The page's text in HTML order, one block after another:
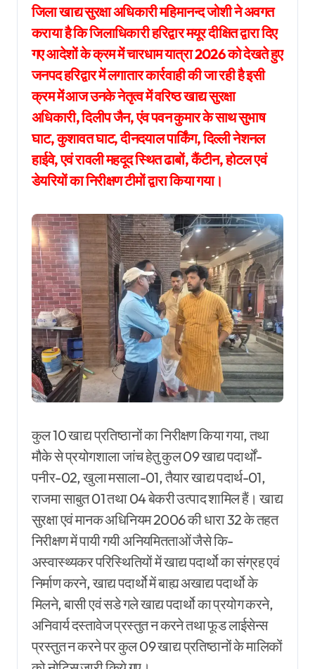
जिला खाद्य सुरक्षा अधिकारी महिमानन्द जोशी ने अवगत
कराया है कि जिलाधिकारी हरिद्वार मयूर दीक्षित द्वारा दिए
गए आदेशों के क्रम में चारधाम यात्रा 2026 को देखते हुए
जनपद हरिद्वार में लगातार कार्रवाही की जा रही है इसी
क्रम में आज उनके नेतृत्व में वरिष्ठ खाद्य सुरक्षा
अधिकारी, दिलीप जैन, एंव पवन कुमार के साथ सुभाष
घाट, कुशावत घाट, दीनदयाल पार्किंग, दिल्ली नेशनल
हाईवे, एवं रावली महदूद स्थित ढाबों, कैंटीन, होटल एवं
डेयरियों का निरीक्षण टीमों द्वारा किया गया।
कुल 10 खाद्य प्रतिष्ठानों का निरीक्षण किया गया, तथा
मौके से प्रयोगशाला जांच हेतु कुल 09 खाद्य पदार्थों-
पनीर-02, खुला मसाला-01, तैयार खाद्य पदार्थ-01,
राजमा साबुत 01 तथा 04 बेकरी उत्पाद शामिल हैं। खाद्य
सुरक्षा एवं मानक अधिनियम 2006 की धारा 32 के तहत
निरीक्षण में पायी गयी अनियमितताओं जैसे कि-
अस्वास्थ्यकर परिस्थितियों में खाद्य पदार्थो का संग्रह एवं
निर्माण करने, खाद्य पदार्थो में बाह्य अखाद्य पदार्थो के
मिलने, बासी एवं सडे गले खाद्य पदार्थो का प्रयोग करने,
अनिवार्य दस्तावेज प्रस्तुत न करने तथा फूड लाईसेन्स
प्रस्तुत न करने पर कुल 09 खाद्य प्रतिष्ठानों के मालिकों